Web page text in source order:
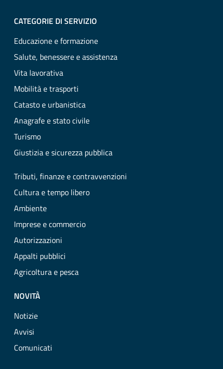
CATEGORIE DI SERVIZIO
Educazione e formazione
Salute, benessere e assistenza
Vita lavorativa
Mobilità e trasporti
Catasto e urbanistica
Anagrafe e stato civile
Turismo
Giustizia e sicurezza pubblica
Tributi, finanze e contravvenzioni
Cultura e tempo libero
Ambiente
Imprese e commercio
Autorizzazioni
Appalti pubblici
Agricoltura e pesca
NOVITÀ
Notizie
Avvisi
Comunicati